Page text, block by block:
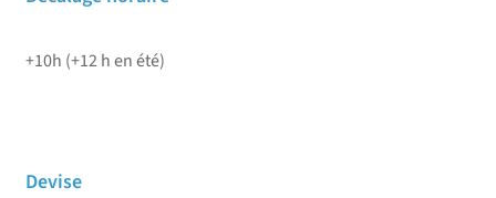
+10h (+12 h en été)
Devise